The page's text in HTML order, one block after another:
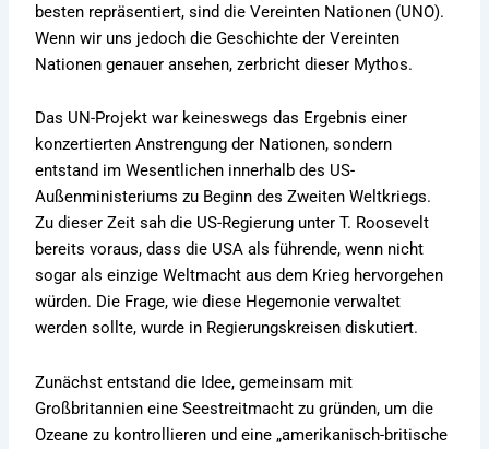
besten repräsentiert, sind die Vereinten Nationen (UNO).
Wenn wir uns jedoch die Geschichte der Vereinten
Nationen genauer ansehen, zerbricht dieser Mythos.
Das UN-Projekt war keineswegs das Ergebnis einer
konzertierten Anstrengung der Nationen, sondern
entstand im Wesentlichen innerhalb des US-
Außenministeriums zu Beginn des Zweiten Weltkriegs.
Zu dieser Zeit sah die US-Regierung unter T. Roosevelt
bereits voraus, dass die USA als führende, wenn nicht
sogar als einzige Weltmacht aus dem Krieg hervorgehen
würden. Die Frage, wie diese Hegemonie verwaltet
werden sollte, wurde in Regierungskreisen diskutiert.
Zunächst entstand die Idee, gemeinsam mit
Großbritannien eine Seestreitmacht zu gründen, um die
Ozeane zu kontrollieren und eine „amerikanisch-britische